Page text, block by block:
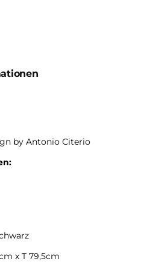
by Antonio Citerio
x T 79,5cm